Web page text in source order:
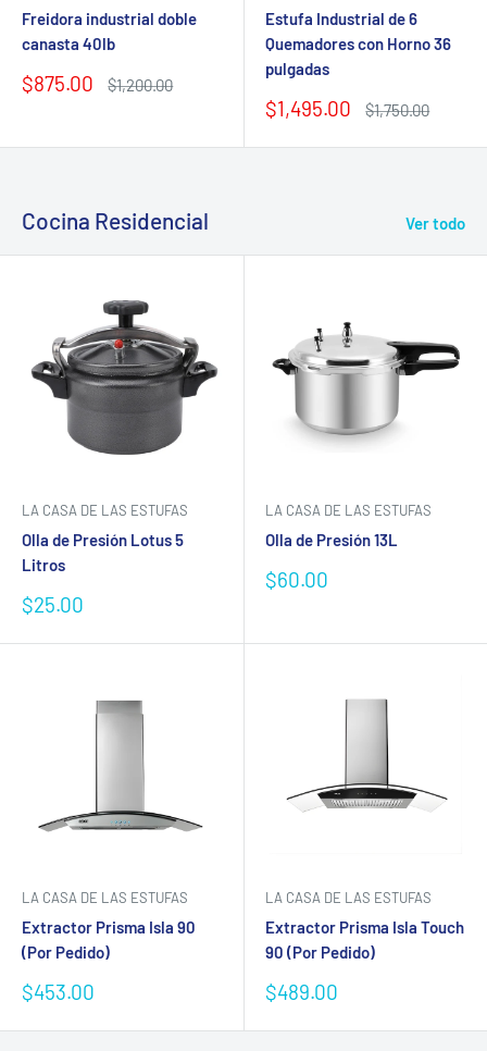
Freidora industrial doble
canasta 40lb
Precio
$875.00
Precio
$1,200.00
Estufa Industrial de 6
Quemadores con Horno 36
pulgadas
Precio
venta
$1,495.00
Precio
$1,750.00
Cocina Residencial Ver todo
LA CASA DE LAS ESTUFAS
Olla de Presión Lotus 5
Litros
Precio
venta
$25.00
LA CASA DE LAS ESTUFAS
Olla de Presión 13L
Precio
$60.00
LA CASA DE LAS ESTUFAS
Extractor Prisma Isla 90
(Por Pedido)
Precio
venta
$453.00
LA CASA DE LAS ESTUFAS
Extractor Prisma Isla Touch
90 (Por Pedido)
Precio
venta
$489.00